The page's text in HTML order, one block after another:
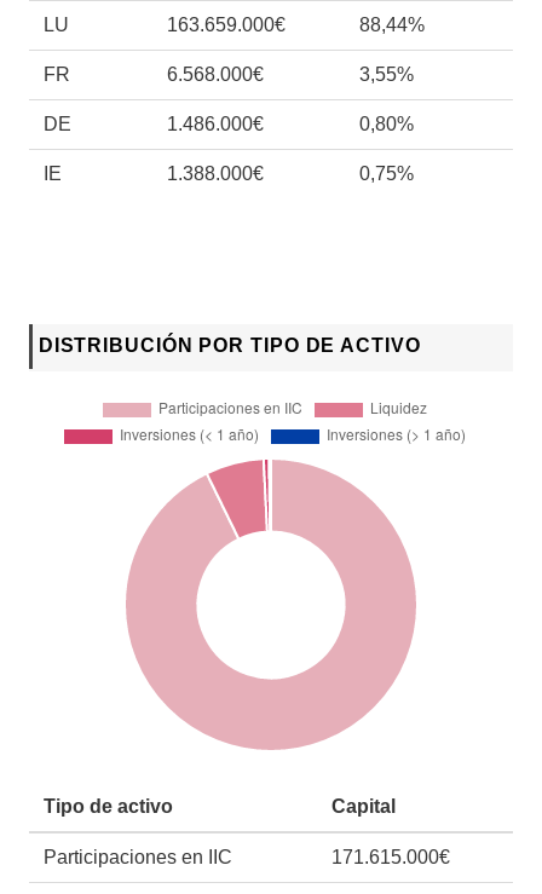
LU 163.659.000€ 88,44%
FR 6.568.000€ 3,55%
DE 1.486.000€ 0,80%
IE 1.388.000€ 0,75%
DISTRIBUCIÓN POR TIPO DE ACTIVO
Tipo de activo Capital
Participaciones en IIC 171.615.000€